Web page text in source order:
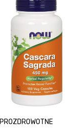
PROZDROWOTNE